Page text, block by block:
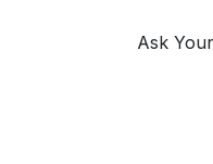
Ask